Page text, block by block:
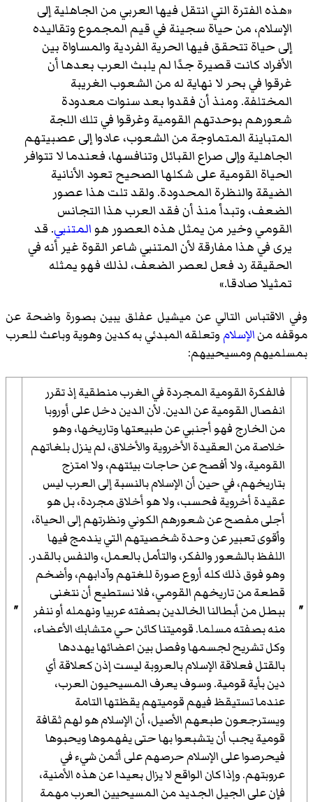
«هذه الفترة التي انتقل فيها العربي من الجاهلية إلى
الإسلام، من حياة سجينة في قيم المجموع وتقاليده
إلى حياة تتحقق فيها الحرية الفردية والمساواة بين
الأفراد كانت قصيرة جدًا لم يلبث العرب بعدها أن
غرقوا في بحر لا نهاية له من الشعوب الغريبة
المختلفة. ومنذ أن فقدوا بعد سنوات معدودة
شعورهم بوحدتهم القومية وغرقوا في تلك اللجة
المتباينة المتماوجة من الشعوب، عادوا إلى عصبيتهم
الجاهلية وإلى صراع القبائل وتنافسها، فعندما لا تتوافر
الحياة القومية على شكلها الصحيح تعود الأنانية
الضيقة والنظرة المحدودة. ولقد تلت هذا عصور
الضعف، وتبدأ منذ أن فقد العرب هذا التجانس
القومي وخير من يمثل هذه العصور هو المتنبي. قد
يرى في هذا مفارقة لأن المتنبي شاعر القوة غير أنه في
الحقيقة رد فعل لعصر الضعف، لذلك فهو يمثله
تمثيلا صادقا.»
وفي الاقتباس التالي عن ميشيل عفلق يبين بصورة واضحة عن
موقفه منالإسلام وتعلقه المبدئي به كدين وهوية وباعث للعرب
بمسلميهم ومسيحييهم:
"
فالفكرة القومية المجردة في الغرب منطقية إذ تقرر
انفصال القومية عن الدين. لأن الدين دخل على أوروبا
من الخارج فهو أجنبي عن طبيعتها وتاريخها، وهو
خلاصة من العقيدة الأخروية والأخلاق، لم ينزل بلغاتهم
القومية، ولا أفصح عن حاجات بيئتهم، ولا امتزج
بتاريخهم، في حين أن الإسلام بالنسبة إلى العرب ليس
عقيدة أخروية فحسب، ولا هو أخلاق مجردة، بل هو
أجلى مفصح عن شعورهم الكوني ونظرتهم إلى الحياة،
وأقوى تعبير عن وحدة شخصيتهم التي يندمج فيها
اللفظ بالشعور والفكر، والتأمل بالعمل، والنفس بالقدر.
وهو فوق ذلك كله أروع صورة للغتهم وآدابهم، وأضخم
قطعة من تاريخهم القومي، فلا نستطيع أن نتغنى
ببطل من أبطالنا الخالدين بصفته عربيا ونهمله أو ننفر
منه بصفته مسلما. قوميتنا كائن حي متشابك الأعضاء،
وكل تشريح لجسمها وفصل بين اعضائها يهددها
بالقتل فعلاقة الإسلام بالعروبة ليست إذن كعلاقة أي
دين بأية قومية. وسوف يعرف المسيحيون العرب،
عندما تستيقظ فيهم قوميتهم يقظتها التامة
ويسترجعون طبعهم الأصيل، أن الإسلام هو لهم ثقافة
قومية يجب أن يتشبعوا بها حتى يفهموها ويحبوها
فيحرصوا على الإسلام حرصهم على أثمن شيء في
عروبتهم. وإذا كان الواقع لا يزال بعيدا عن هذه الأمنية،
فإن على الجيل الجديد من المسيحيين العرب مهمة
"